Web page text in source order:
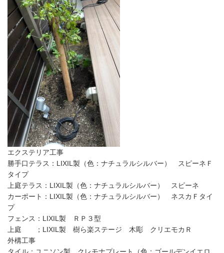
エクステリア工事
勝手口テラス：LIXIL製（色：ナチュラルシルバー） スピーネＦ
タイプ
上庭テラス：LIXIL製（色：ナチュラルシルバー） スピーネ
カーポート：LIXIL製（色：ナチュラルシルバー） ネスカＦタイ
プ
フェンス：LIXIL製 ＲＰ３型
上庭 ；LIXIL製 樹ら楽ステージ 木彫 クリエモカＲ
外構工事